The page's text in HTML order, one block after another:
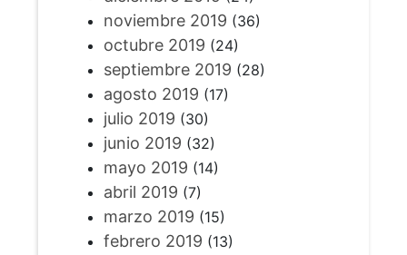
noviembre 2019 (36)
octubre 2019 (24)
septiembre 2019 (28)
agosto 2019 (17)
julio 2019 (30)
junio 2019 (32)
mayo 2019 (14)
abril 2019 (7)
marzo 2019 (15)
febrero 2019 (13)